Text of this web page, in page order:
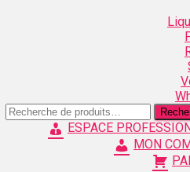
Recherche
pour :
ESPACE
MON